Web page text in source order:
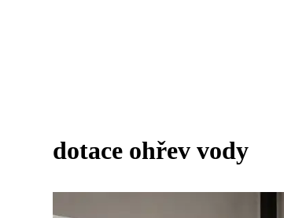
dotace ohřev vody